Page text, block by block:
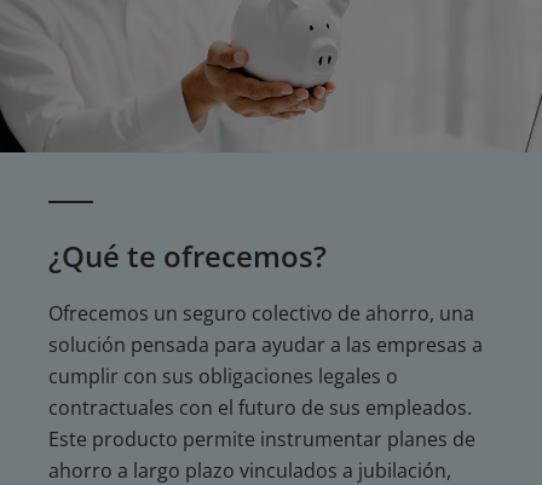
¿Qué te ofrecemos?
Ofrecemos un seguro colectivo de ahorro, una
solución pensada para ayudar a las empresas a
cumplir con sus obligaciones legales o
contractuales con el futuro de sus empleados.
Este producto permite instrumentar planes de
ahorro a largo plazo vinculados a jubilación,